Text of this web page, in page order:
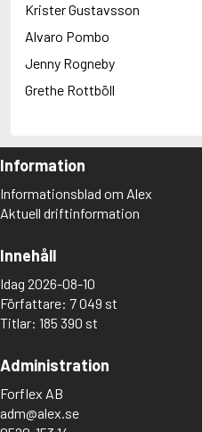
Krister Gustavsson
Alvaro Pombo
Jenny Rogneby
Grethe Rottböll
Information
Informationsblad om Alex
Aktuell driftinformation
Innehåll
Idag 2026-08-10
Författare: 7 049 st
Titlar: 185 390 st
Administration
Forflex AB
adm@alex.se